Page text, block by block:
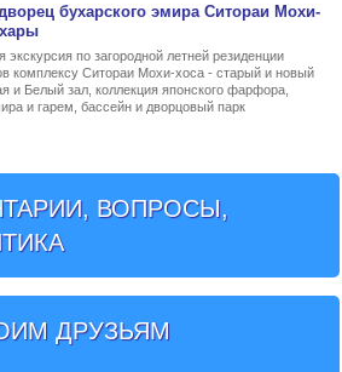
бухарского эмира Ситораи Мохи-
экскурсия по загородной летней резиденции
комплексу Ситораи Мохи-хоса - старый и новый
и Белый зал, коллекция японского фарфора,
и гарем, бассейн и дворцовый парк
ВОПРОСЫ,
ДРУЗЬЯМ